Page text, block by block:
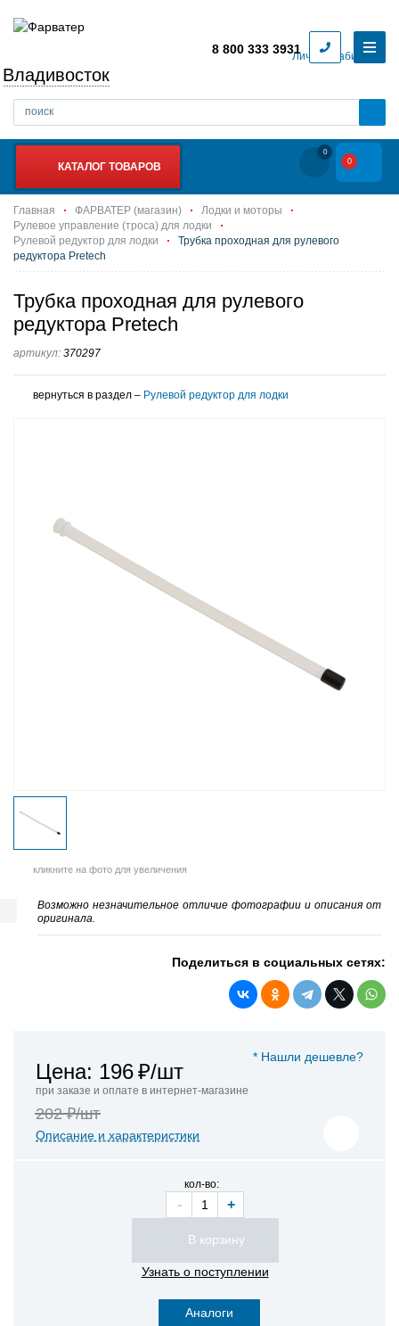
Личный кабинет
Владивосток
8 800 333 3931
КАТАЛОГ ТОВАРОВ
0
0
Главная ФАРВАТЕР (магазин)
Лодки и моторы
Рулевое управление (троса) для лодки
Рулевой редуктор для лодки
Трубка проходная для рулевого
редуктора Pretech
Трубка проходная для рулевого
редуктора Pretech
артикул: 370297
вернуться в раздел – Рулевой редуктор для лодки
кликните на фото для увеличения
Возможно незначительное отличие фотографии и описания от
оригинала.
Поделиться в социальных сетях:
* Нашли дешевле?
Цена: 196₽/шт
при заказе и оплате в интернет-магазине
202 ₽/шт
Описание и характеристики
кол-во:
- +
Узнать о поступлении
Аналоги